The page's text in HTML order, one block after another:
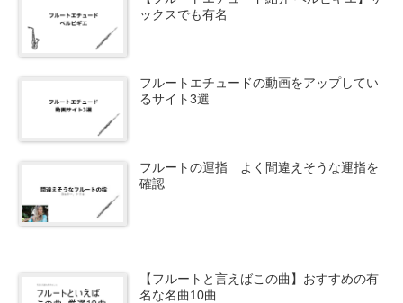
ックスでも有名
フルートエチュードの動画をアップしてい
るサイト3選
フルートの運指 よく間違えそうな運指を
確認
【フルートと言えばこの曲】おすすめの有
名な名曲10曲